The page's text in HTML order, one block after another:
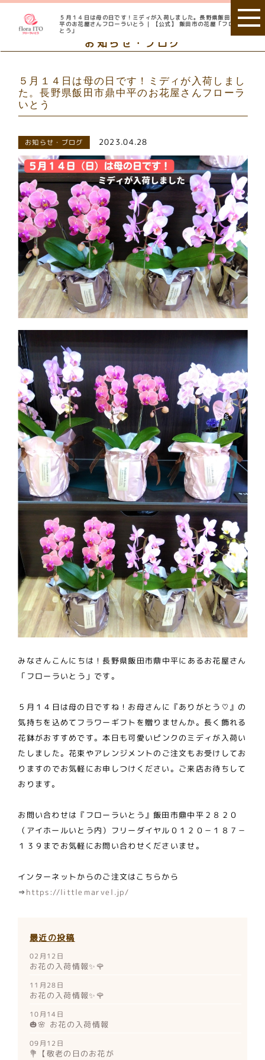
５月１４日は母の日です！ミディが入荷しました。長野県飯田市鼎中
平のお花屋さんフローラいとう | 【公式】 飯田市の花屋「フローラい
とう」
お知らせ・ブログ
５月１４日は母の日です！ミディが入荷しまし
た。長野県飯田市鼎中平のお花屋さんフローラ
いとう
お知らせ・ブログ 2023.04.28
みなさんこんにちは！長野県飯田市鼎中平にあるお花屋さん
「フローラいとう」です。
５月１４日は母の日ですね！お母さんに『ありがとう♡』の
気持ちを込めてフラワーギフトを贈りませんか。長く飾れる
花鉢がおすすめです。本日も可愛いピンクのミディが入荷い
たしました。花束やアレンジメントのご注文もお受けしてお
りますのでお気軽にお申しつけください。ご来店お待ちして
おります。
お問い合わせは『フローラいとう』飯田市鼎中平２８２０
（アイホールいとう内）フリーダイヤル０１２０－１８７－
１３９までお気軽にお問い合わせくださいませ。
インターネットからのご注文はこちらから
⇒ https://littlemarvel.jp/
最近の投稿
02月12日
お花の入荷情報✨🌹
11月28日
お花の入荷情報✨🌹
10月14日
🎃🌸 お花の入荷情報
09月12日
💐【敬老の日のお花が